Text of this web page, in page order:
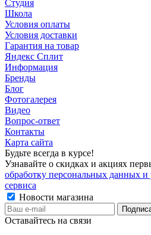
Студия
Школа
Условия оплаты
Условия доставки
Гарантия на товар
Яндекс Сплит
Информация
Бренды
Блог
Фотогалерея
Видео
Вопрос-ответ
Контакты
Карта сайта
Будьте всегда в курсе!
Узнавайте о скидках и акциях
обработку персональных данных и
сервиса
Новости магазина
Оставайтесь на связи